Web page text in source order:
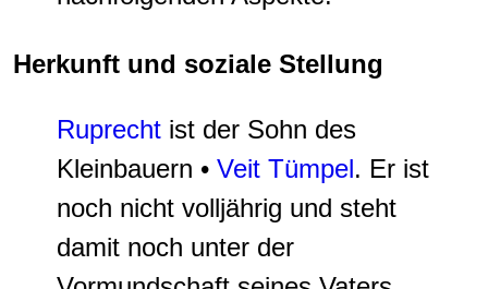
Herkunft und soziale Stellung
Ruprecht ist der Sohn des
Kleinbauern • Veit Tümpel. Er ist
noch nicht volljährig und steht
damit noch unter der